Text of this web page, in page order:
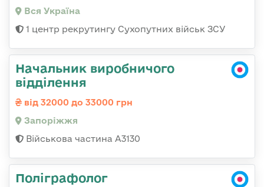
Вся Україна
1 центр рекрутингу Сухопутних військ ЗСУ
Начальник виробничого
відділення
від 32000 до 33000 грн
Запоріжжя
Військова частина А3130
Поліграфолог